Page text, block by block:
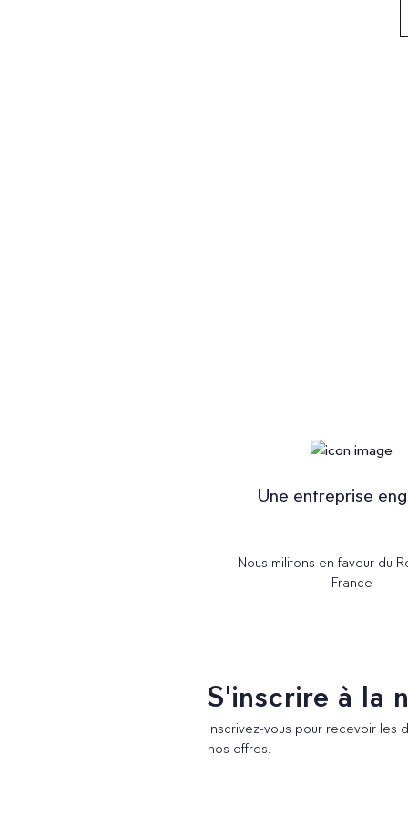
Une entreprise
Nous militons en faveur du
France
S'inscrire à la
Inscrivez-vous pour recevoir les
nos offres.